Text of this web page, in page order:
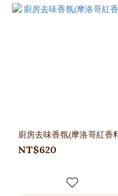
廚房去味香氛(摩洛哥紅香
NT$620